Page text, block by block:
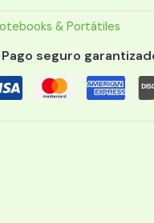
& Portátiles
Pago seguro